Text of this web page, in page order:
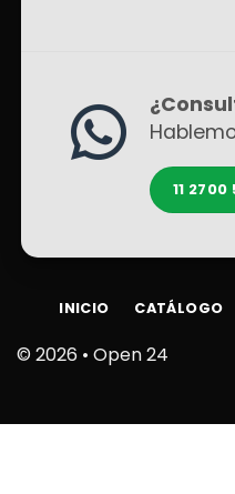
11 2700
© 2026 • Open 24
INICIO CATÁLOGO